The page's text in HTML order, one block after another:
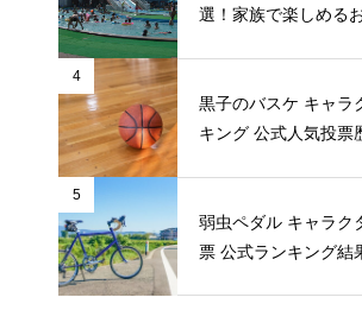
選！家族で楽しめる
4
黒子のバスケ キャラ
キング 公式人気投票
5
弱虫ペダル キャラク
票 公式ランキング結